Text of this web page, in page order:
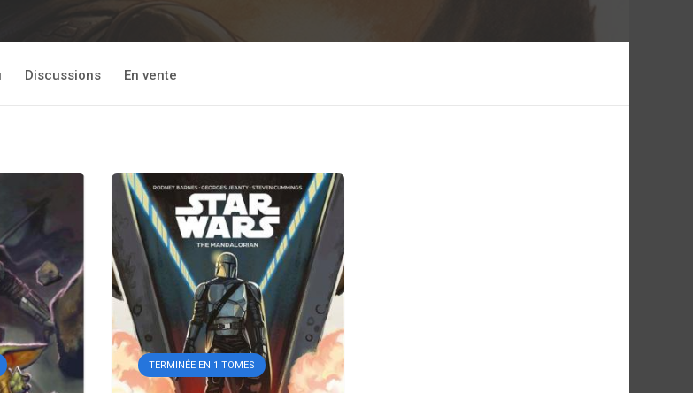
Discussions En vente
TERMINÉE EN 1 TOMES